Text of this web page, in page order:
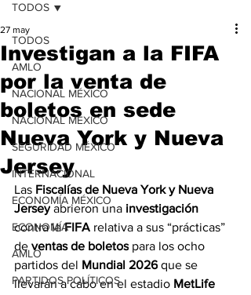
TODOS
AMLO
NACIONAL MÉXICO
NACIONAL MÉXICO
SEGURIDAD MÉXICO
INTERNACIONAL
ECONOMÍA MÉXICO
ECONOMÍA
AMLO
PARTIDOS POLÍTICOS
TODOS
Investigan a la FIFA
por la venta de
boletos en sede
Nueva York y Nueva
Jersey
27 may
Las Fiscalías de Nueva York y Nueva
Jersey abrieron una investigación
contra la FIFA relativa a sus “prácticas”
de ventas de boletos para los ocho
partidos del Mundial 2026 que se
llevarán a cabo en el estadio MetLife